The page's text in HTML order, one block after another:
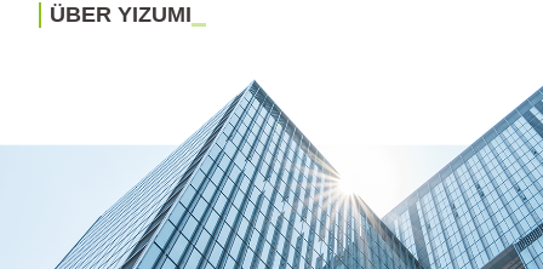
Lösungen für den 3D-Druck
Thixomolding Lösungen Automatisierungslösungen
ÜBER YIZUMI